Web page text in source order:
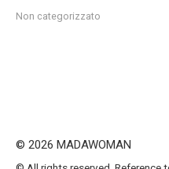
Non categorizzato
© 2026 MADAWOMAN